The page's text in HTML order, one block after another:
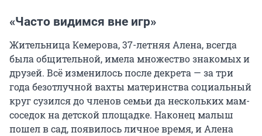
«Часто видимся вне игр»
Жительница Кемерова, 37-летняя Алена, всегда
была общительной, имела множество знакомых и
друзей. Всё изменилось после декрета — за три
года безотлучной вахты материнства социальный
круг сузился до членов семьи да нескольких мам-
соседок на детской площадке. Наконец малыш
пошел в сад, появилось личное время, и Алена